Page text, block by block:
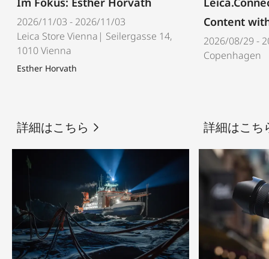
2026/11/03 - 2026/11/03
Leica Store Vienna| Seilergasse 14,
1010 Vienna
Esther Horvath
詳細はこちら
Content
2026/08/29 -
Copenhagen
詳細はこち